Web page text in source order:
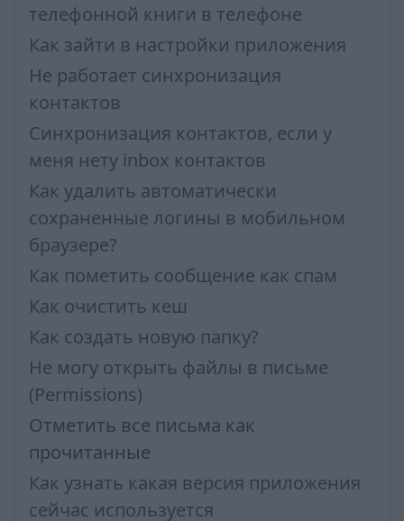
телефонной книги в телефоне
Как зайти в настройки приложения
Не работает синхронизация
контактов
Синхронизация контактов, если у
меня нету inbox контактов
Как удалить автоматически
сохраненные логины в мобильном
браузере?
Как пометить сообщение как спам
Как очистить кеш
Как создать новую папку?
Не могу открыть файлы в письме
(Permissions)
Отметить все письма как
прочитанные
Как узнать какая версия приложения
сейчас используется